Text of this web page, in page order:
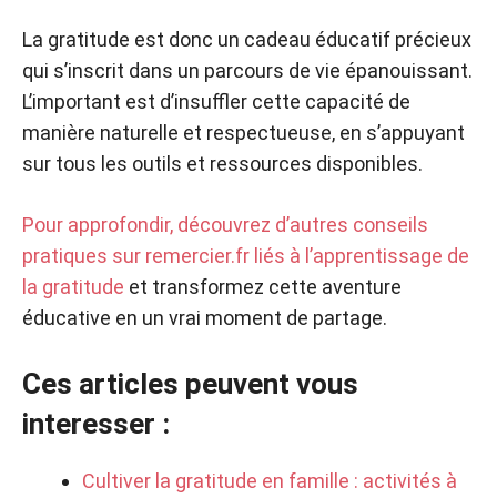
La gratitude est donc un cadeau éducatif précieux
qui s’inscrit dans un parcours de vie épanouissant.
L’important est d’insuffler cette capacité de
manière naturelle et respectueuse, en s’appuyant
sur tous les outils et ressources disponibles.
Pour approfondir, découvrez d’autres conseils
pratiques sur remercier.fr liés à l’apprentissage de
la gratitude et transformez cette aventure
éducative en un vrai moment de partage.
Ces articles peuvent vous
interesser :
Cultiver la gratitude en famille : activités à